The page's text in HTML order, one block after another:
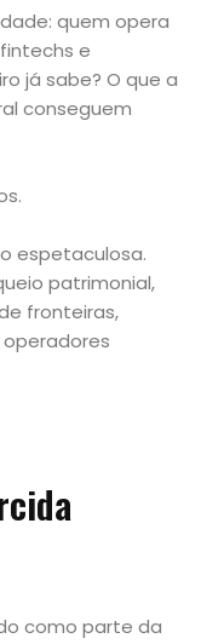
quem opera
e
já sabe? O que a
conseguem
espetaculosa.
patrimonial,
fronteiras,
como parte da